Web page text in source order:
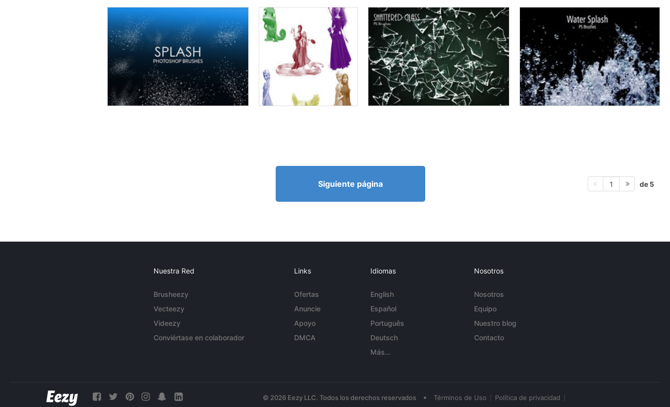
Siguiente página 1 de 5
Nuestra Red
Brusheezy
Vecteezy
Videezy
Conviértase en colaborador
Links
Ofertas
Anuncie
Apoyo
DMCA
Idiomas
English
Español
Português
Deutsch
Más...
Nosotros
Nosotros
Equipo
Nuestro blog
Contacto
© 2026 Eezy LLC. Todos los derechos reservados • Términos de Uso Política de privacidad